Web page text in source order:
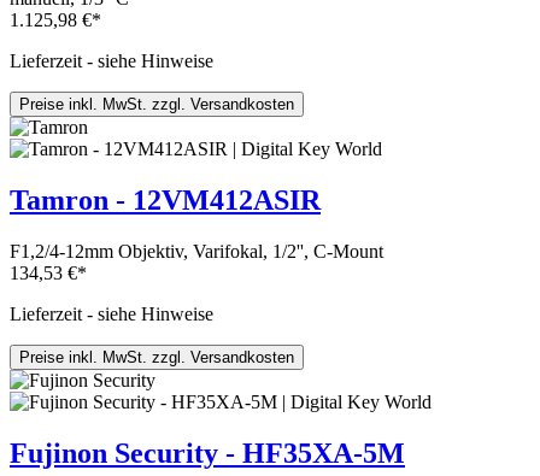
1.125,98 €*
Lieferzeit - siehe Hinweise
Preise inkl. MwSt. zzgl. Versandkosten
Tamron - 12VM412ASIR
F1,2/4-12mm Objektiv, Varifokal, 1/2'', C-Mount
134,53 €*
Lieferzeit - siehe Hinweise
Preise inkl. MwSt. zzgl. Versandkosten
Fujinon Security - HF35XA-5M